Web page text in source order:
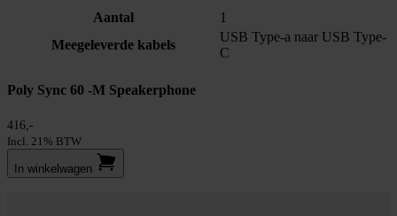
Aantal
1
Meegeleverde kabels
USB Type-a naar USB Type-
C
Poly Sync 60 -M Speakerphone
416,-
Incl. 21% BTW
In winkel­wagen